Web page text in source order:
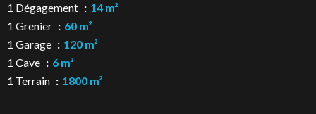
1 Dégagement
14 m²
1 Grenier
60 m²
1 Garage
120 m²
1 Cave
6 m²
1 Terrain
1800 m²